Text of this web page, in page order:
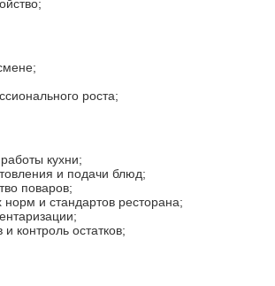
роста;
кухни;
и подачи блюд;
поваров;
и стандартов ресторана;
контроль остатков;